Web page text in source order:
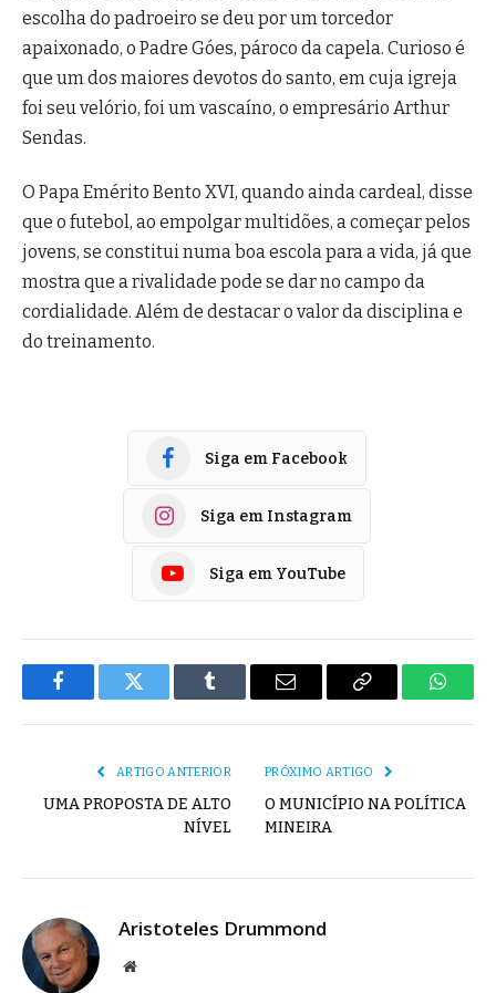
escolha do padroeiro se deu por um torcedor
apaixonado, o Padre Góes, pároco da capela. Curioso é
que um dos maiores devotos do santo, em cuja igreja
foi seu velório, foi um vascaíno, o empresário Arthur
Sendas.
O Papa Emérito Bento XVI, quando ainda cardeal, disse
que o futebol, ao empolgar multidões, a começar pelos
jovens, se constitui numa boa escola para a vida, já que
mostra que a rivalidade pode se dar no campo da
cordialidade. Além de destacar o valor da disciplina e
do treinamento.
Siga em Facebook
Siga em Instagram
Siga em YouTube
FacebookTwitter Tumblr
E-
Copiar
ARTIGO ANTERIOR
UMA PROPOSTA DE ALTO
NÍVEL
PRÓXIMO ARTIGO
O MUNICÍPIO NA POLÍTICA
MINEIRA
Aristoteles Drummond
Site